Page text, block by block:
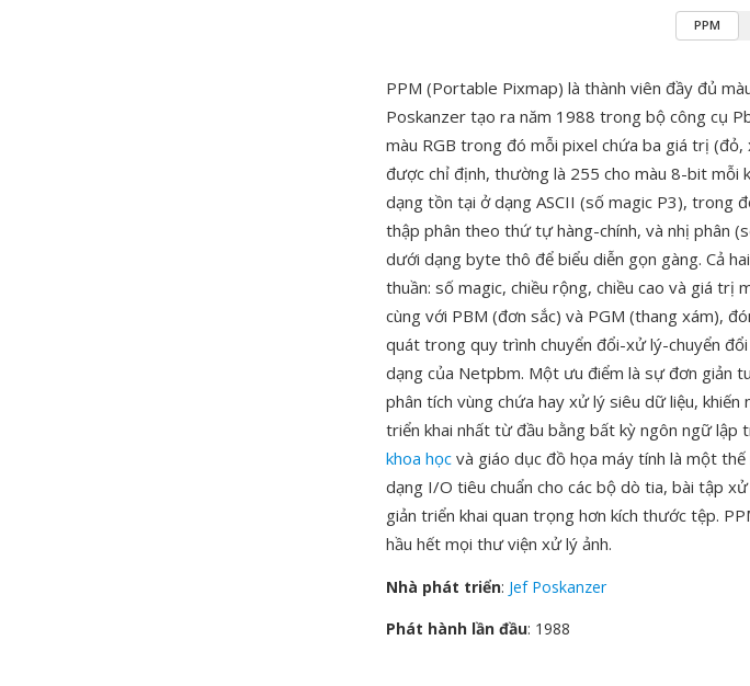
PPM
PPM (Portable Pixmap) là thành viên đầy đủ
Poskanzer tạo ra năm 1988 trong bộ công cụ
màu RGB trong đó mỗi pixel chứa ba giá trị
được chỉ định, thường là 255 cho màu 8-bit mỗi
dạng tồn tại ở dạng ASCII (số magic P3), trong
thập phân theo thứ tự hàng-chính, và nhị phân
dưới dạng byte thô để biểu diễn gọn gàng. Cả
thuần: số magic, chiều rộng, chiều cao và giá trị
cùng với PBM (đơn sắc) và PGM (thang xám),
quát trong quy trình chuyển đổi-xử lý-chuyển
dạng của Netpbm. Một ưu điểm là sự đơn giản
phân tích vùng chứa hay xử lý siêu dữ liệu,
triển khai nhất từ đầu bằng bất kỳ ngôn ngữ lập
khoa học và giáo dục đồ họa máy tính là một
dạng I/O tiêu chuẩn cho các bộ dò tia, bài tập
giản triển khai quan trọng hơn kích thước tệp.
hầu hết mọi thư viện xử lý ảnh.
Nhà phát triển: Jef Poskanzer
Phát hành lần đầu: 1988